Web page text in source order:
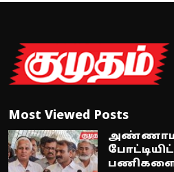
Most Viewed Posts
பணிகளை